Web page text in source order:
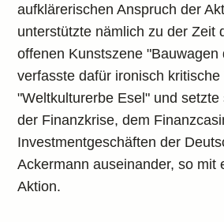
aufklärerischen Anspruch der
unterstützte nämlich zu der Zeit
offenen Kunstszene "Bauwagen
verfasste dafür ironisch kritische
"Weltkulturerbe Esel" und
der Finanzkrise, dem
Investmentgeschäften der
Ackermann auseinander, so mit
Aktion.